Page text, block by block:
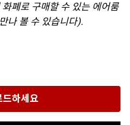
폐로 구매할 수 있는 에어룸
나 볼 수 있습니다).
드하세요